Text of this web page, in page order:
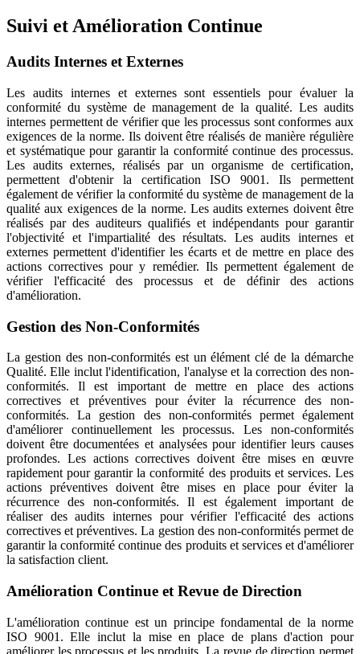
Suivi et Amélioration Continue
Audits Internes et Externes
Les audits internes et externes sont essentiels pour évaluer la
conformité du système de management de la qualité. Les audits
internes permettent de vérifier que les processus sont conformes aux
exigences de la norme. Ils doivent être réalisés de manière régulière
et systématique pour garantir la conformité continue des processus.
Les audits externes, réalisés par un organisme de certification,
permettent d'obtenir la certification ISO 9001. Ils permettent
également de vérifier la conformité du système de management de la
qualité aux exigences de la norme. Les audits externes doivent être
réalisés par des auditeurs qualifiés et indépendants pour garantir
l'objectivité et l'impartialité des résultats. Les audits internes et
externes permettent d'identifier les écarts et de mettre en place des
actions correctives pour y remédier. Ils permettent également de
vérifier l'efficacité des processus et de définir des actions
d'amélioration.
Gestion des Non-Conformités
La gestion des non-conformités est un élément clé de la démarche
Qualité. Elle inclut l'identification, l'analyse et la correction des non-
conformités. Il est important de mettre en place des actions
correctives et préventives pour éviter la récurrence des non-
conformités. La gestion des non-conformités permet également
d'améliorer continuellement les processus. Les non-conformités
doivent être documentées et analysées pour identifier leurs causes
profondes. Les actions correctives doivent être mises en œuvre
rapidement pour garantir la conformité des produits et services. Les
actions préventives doivent être mises en place pour éviter la
récurrence des non-conformités. Il est également important de
réaliser des audits internes pour vérifier l'efficacité des actions
correctives et préventives. La gestion des non-conformités permet de
garantir la conformité continue des produits et services et d'améliorer
la satisfaction client.
Amélioration Continue et Revue de Direction
L'amélioration continue est un principe fondamental de la norme
ISO 9001. Elle inclut la mise en place de plans d'action pour
améliorer les processus et les produits. La revue de direction permet